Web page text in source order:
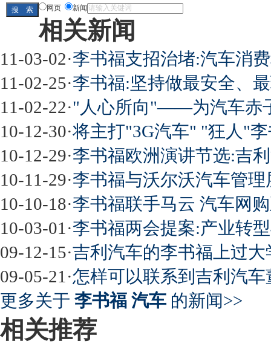
网页 新闻
相关新闻
11-03-02·李书福支招治堵:汽车消
11-02-25·李书福:坚持做最安全、
11-02-22·"人心所向"——为汽车赤
10-12-30·将主打"3G汽车" "狂人"
10-12-29·李书福欧洲演讲节选:吉
10-11-29·李书福与沃尔沃汽车管
10-10-18·李书福联手马云 汽车网
10-03-01 ·李书福两会提案:产业转
09-12-15·吉利汽车的李书福上过大
09-05-21 ·怎样可以联系到吉利汽车
更多关于 李书福 汽车 的新闻>>
相关推荐